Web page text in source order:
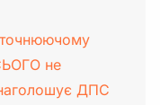
не
ДПС